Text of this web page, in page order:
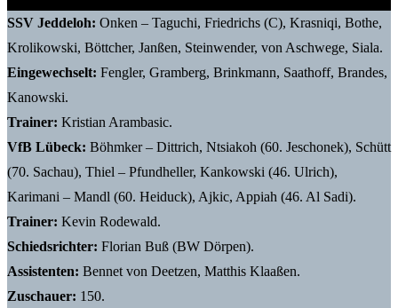
SSV Jeddeloh: Onken – Taguchi, Friedrichs (C), Krasniqi, Bothe,
Krolikowski, Böttcher, Janßen, Steinwender, von Aschwege, Siala.
Eingewechselt: Fengler, Gramberg, Brinkmann, Saathoff, Brandes,
Kanowski.
Trainer: Kristian Arambasic.
VfB Lübeck: Böhmker – Dittrich, Ntsiakoh (60. Jeschonek), Schütt
(70. Sachau), Thiel – Pfundheller, Kankowski (46. Ulrich),
Karimani – Mandl (60. Heiduck), Ajkic, Appiah (46. Al Sadi).
Trainer: Kevin Rodewald.
Schiedsrichter: Florian Buß (BW Dörpen).
Assistenten: Bennet von Deetzen, Matthis Klaaßen.
Zuschauer: 150.